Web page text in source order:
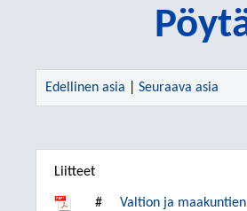
Edellinen asia Seuraava asia
Liitteet
# Valtion ja